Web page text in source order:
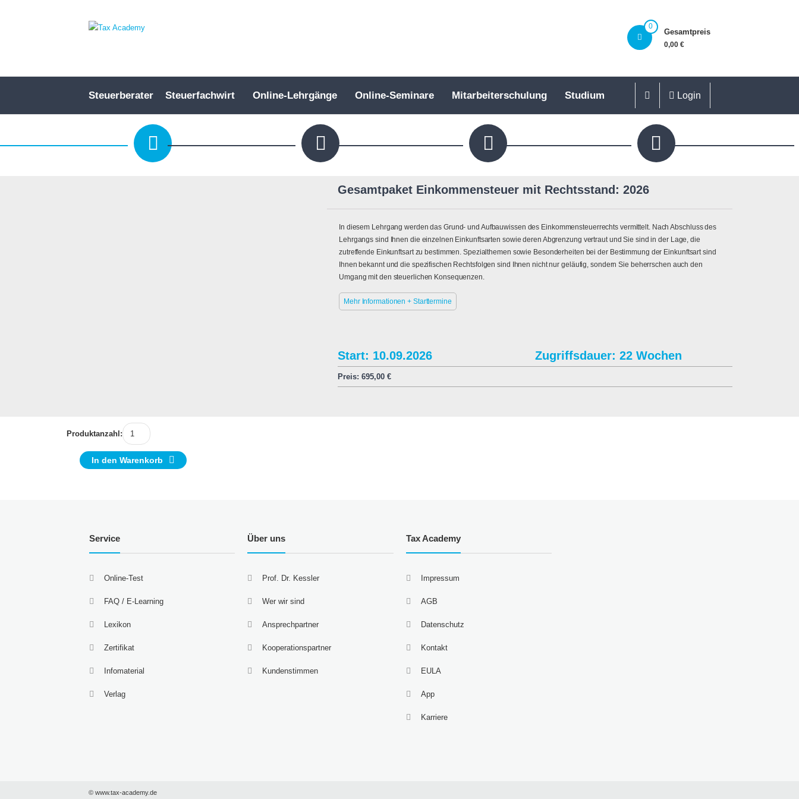
0
Gesamtpreis
0,00 €
Login
Steuerberater Steuerfachwirt Online-Lehrgänge Online-Seminare Mitarbeiterschulung Studium
Gesamtpaket Einkommensteuer mit Rechtsstand: 2026
In diesem Lehrgang werden das Grund- und Aufbauwissen des Einkommensteuerrechts vermittelt. Nach Abschluss des
Lehrgangs sind Ihnen die einzelnen Einkunftsarten sowie deren Abgrenzung vertraut und Sie sind in der Lage, die
zutreffende Einkunftsart zu bestimmen. Spezialthemen sowie Besonderheiten bei der Bestimmung der Einkunftsart sind
Ihnen bekannt und die spezifischen Rechtsfolgen sind Ihnen nicht nur geläufig, sondern Sie beherrschen auch den
Umgang mit den steuerlichen Konsequenzen.
Mehr Informationen + Starttermine
Start: 10.09.2026 Zugriffsdauer: 22 Wochen
Preis: 695,00 €
Produktanzahl:
In den Warenkorb
Service
Online-Test
FAQ / E-Learning
Lexikon
Zertifikat
Infomaterial
Verlag
Über uns
Prof. Dr. Kessler
Wer wir sind
Ansprechpartner
Kooperationspartner
Kundenstimmen
Tax Academy
Impressum
AGB
Datenschutz
Kontakt
EULA
App
Karriere
© www.tax-academy.de